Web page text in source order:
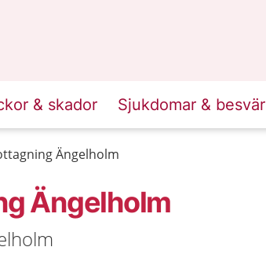
& skador Sjukdomar & besvär
Ängelholm
Ängelholm